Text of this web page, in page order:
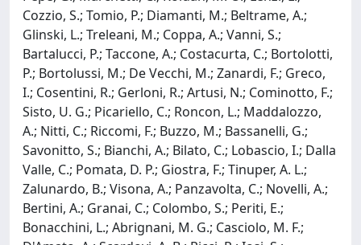
Cozzio, S.; Tomio, P.; Diamanti, M.; Beltrame, A.;
Glinski, L.; Treleani, M.; Coppa, A.; Vanni, S.;
Bartalucci, P.; Taccone, A.; Costacurta, C.; Bortolotti,
P.; Bortolussi, M.; De Vecchi, M.; Zanardi, F.; Greco,
I.; Cosentini, R.; Gerloni, R.; Artusi, N.; Cominotto, F.;
Sisto, U. G.; Picariello, C.; Roncon, L.; Maddalozzo,
A.; Nitti, C.; Riccomi, F.; Buzzo, M.; Bassanelli, G.;
Savonitto, S.; Bianchi, A.; Bilato, C.; Lobascio, I.; Dalla
Valle, C.; Pomata, D. P.; Giostra, F.; Tinuper, A. L.;
Zalunardo, B.; Visona, A.; Panzavolta, C.; Novelli, A.;
Bertini, A.; Granai, C.; Colombo, S.; Periti, E.;
Bonacchini, L.; Abrignani, M. G.; Casciolo, M. F.;